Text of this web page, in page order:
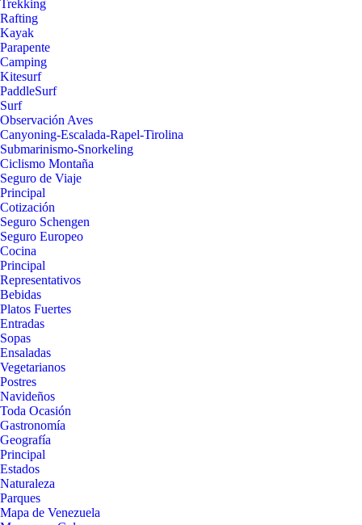
Trekking
Rafting
Kayak
Parapente
Camping
Kitesurf
PaddleSurf
Surf
Observación Aves
Canyoning-Escalada-Rapel-Tirolina
Submarinismo-Snorkeling
Ciclismo Montaña
Seguro de Viaje
Principal
Cotización
Seguro Schengen
Seguro Europeo
Cocina
Principal
Representativos
Bebidas
Platos Fuertes
Entradas
Sopas
Ensaladas
Vegetarianos
Postres
Navideños
Toda Ocasión
Gastronomía
Geografía
Principal
Estados
Naturaleza
Parques
Mapa de Venezuela